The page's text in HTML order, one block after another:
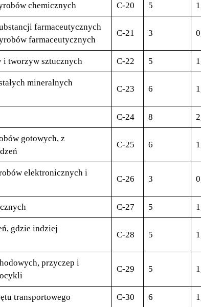
chemicznych C-20 5
farmaceutycznych
farmaceutycznych
C-21 3
i tworzyw sztucznych C-22 5
mineralnych
C-23 6
C-24 8
gotowych, z
C-25 6
elektronicznych i
C-26 3
C-27 5
gdzie indziej
C-28 5
przyczep i
C-29 5
transportowego C-30 6